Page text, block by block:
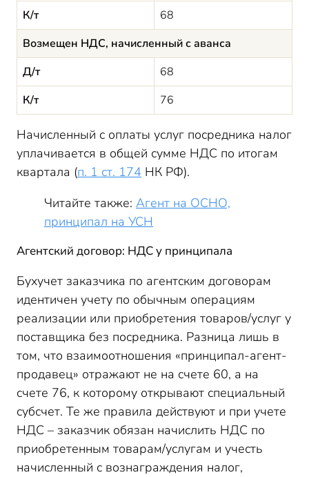
К/т
68
Возмещен НДС, начисленный с аванса
Д/т
68
К/т
76
Начисленный с оплаты услуг посредника налог
уплачивается в общей сумме НДС по итогам
квартала (п. 1 ст. 174 НК РФ).
Читайте также: Агент на ОСНО,
принципал на УСН
Агентский договор: НДС у принципала
Бухучет заказчика по агентским договорам
идентичен учету по обычным операциям
реализации или приобретения товаров/услуг у
поставщика без посредника. Разница лишь в
том, что взаимоотношения «принципал-агент-
продавец» отражают не на счете 60, а на
счете 76, к которому открывают специальный
субсчет. Те же правила действуют и при учете
НДС – заказчик обязан начислить НДС по
приобретенным товарам/услугам и учесть
начисленный с вознаграждения налог,